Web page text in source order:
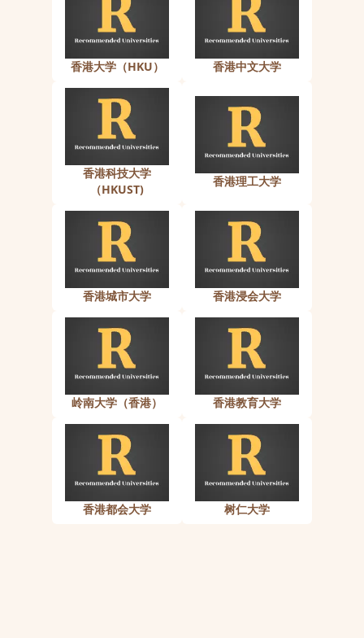
香港大学（HKU） 香港中文大学
香港科技大学
（HKUST)
香港理工大学
香港城市大学 香港浸会大学
岭南大学（香港） 香港教育大学
香港都会大学 树仁大学